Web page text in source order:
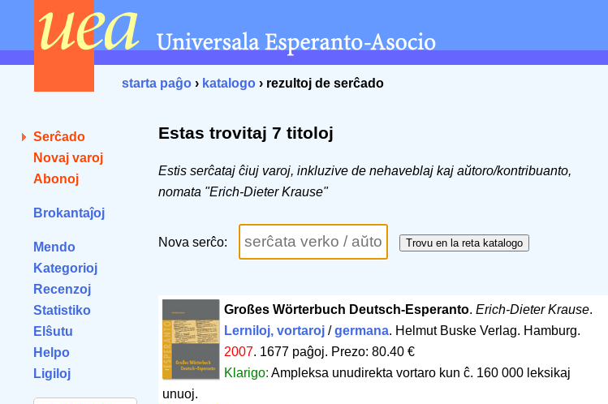
starta paĝo › katalogo › rezultoj de serĉado
Serĉado
Novaj varoj
Abonoj
Brokantaĵoj
Mendo
Kategorioj
Recenzoj
Statistiko
Elŝutu
Helpo
Ligiloj
Estas trovitaj 7 titoloj
Estis serĉataj ĉiuj varoj, inkluzive de nehaveblaj kaj aŭtoro/kontribuanto,
nomata "Erich-Dieter Krause"
Nova serĉo:
Großes Wörterbuch Deutsch-Esperanto. Erich-Dieter Krause.
Lerniloj, vortaroj/germana. Helmut Buske Verlag. Hamburg.
2007. 1677 paĝoj. Prezo: 80.40 €
Klarigo: Ampleksa unudirekta vortaro kun ĉ. 160 000 leksikaj
unuoj.